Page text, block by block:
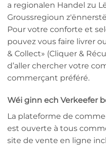
a regionalen Handel zu
Groussregioun
Pour votre conforte et
pouvez vous faire livrer
& Collect» (Cliquer &
d’aller chercher votre
commerçant préféré.
Wéi ginn ech Verkeefer
La plateforme de
est ouverte à tous
site de vente en ligne